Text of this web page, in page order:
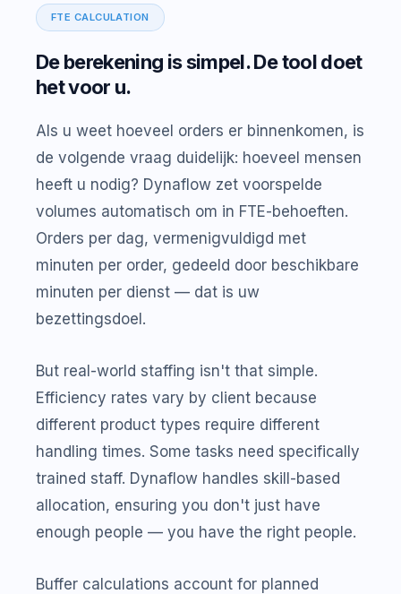
FTE CALCULATION
De berekening is simpel. De tool doet
het voor u.
Als u weet hoeveel orders er binnenkomen, is
de volgende vraag duidelijk: hoeveel mensen
heeft u nodig? Dynaflow zet voorspelde
volumes automatisch om in FTE-behoeften.
Orders per dag, vermenigvuldigd met
minuten per order, gedeeld door beschikbare
minuten per dienst — dat is uw
bezettingsdoel.
But real-world staffing isn't that simple.
Efficiency rates vary by client because
different product types require different
handling times. Some tasks need specifically
trained staff. Dynaflow handles skill-based
allocation, ensuring you don't just have
enough people — you have the right people.
Buffer calculations account for planned